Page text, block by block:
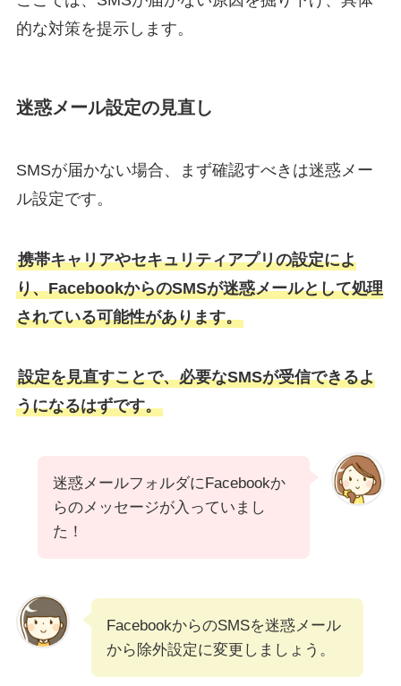
的な対策を提示します。
迷惑メール設定の見直し
SMSが届かない場合、まず確認すべきは迷惑メー
ル設定です。
携帯キャリアやセキュリティアプリの設定によ
り、FacebookからのSMSが迷惑メールとして処理
されている可能性があります。
設定を見直すことで、必要なSMSが受信できるよ
うになるはずです。
迷惑メールフォルダにFacebookか
らのメッセージが入っていまし
た！
FacebookからのSMSを迷惑メール
から除外設定に変更しましょう。